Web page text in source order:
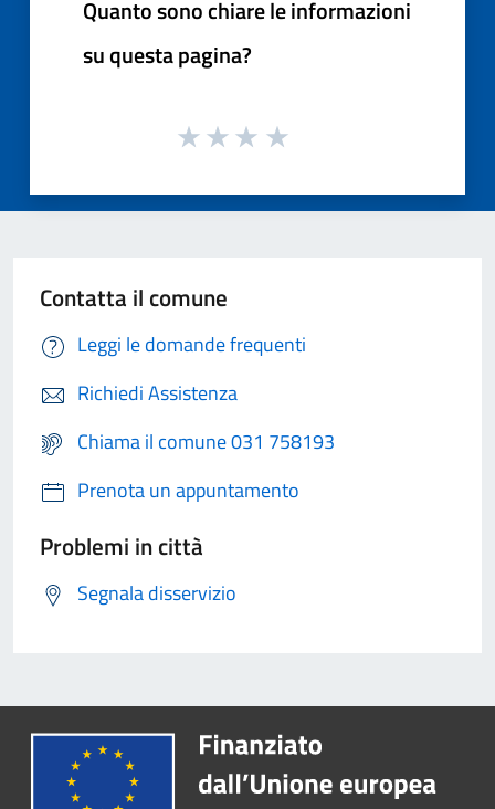
Quanto sono chiare le informazioni
su questa pagina?
Contatta il comune
Leggi le domande frequenti
Richiedi Assistenza
Chiama il comune 031 758193
Prenota un appuntamento
Problemi in città
Segnala disservizio